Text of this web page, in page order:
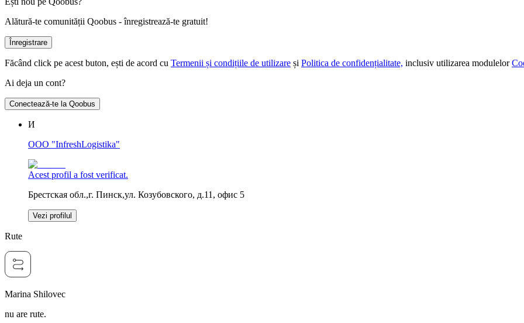
Alătură-te comunității Qoobus - înregistrează-te gratuit!
Înregistrare
Făcând click pe acest buton, ești de acord cu Termenii și condițiile de utilizare și Politica de confidențialitate, inclusiv utilizarea modulelor
Ai deja un cont?
Conectează-te la Qoobus
И
OOO "InfreshLogistika"
Acest profil a fost verificat.
Брестская обл.,г. Пинск,ул. Козубовского, д.11, офис 5
Vezi profilul
Rute
Marina Shilovec
nu are rute.